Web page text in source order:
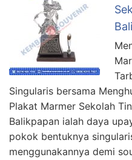
Singularis bersama
Plakat Marmer Sekolah
Balikpapan ialah daya
pokok bentuknya
menggunakannya demi